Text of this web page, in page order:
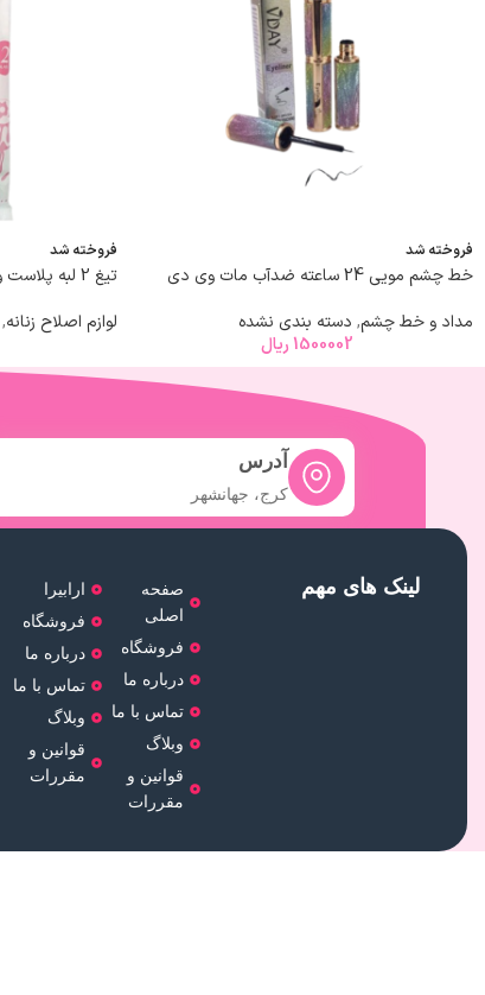
فروخته شد
خط چشم مویی 24 ساعته ضدآب مات وی دی
مداد و خط چشم, دسته بندی نشده
1500002 ریال
فروخته شد
تیغ 2 لبه پلاست ونوس صورتی 5 عددی
لوازم اصلاح زنانه,
آدرس
کرج، جهانشهر
لینک های مهم
صفحه
اصلی
فروشگاه
درباره ما
تماس با ما
وبلاگ
قوانین و
مقررات
ارابیرا
فروشگاه
درباره ما
تماس با ما
وبلاگ
قوانین و
مقررات